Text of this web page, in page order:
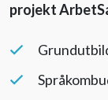
projekt